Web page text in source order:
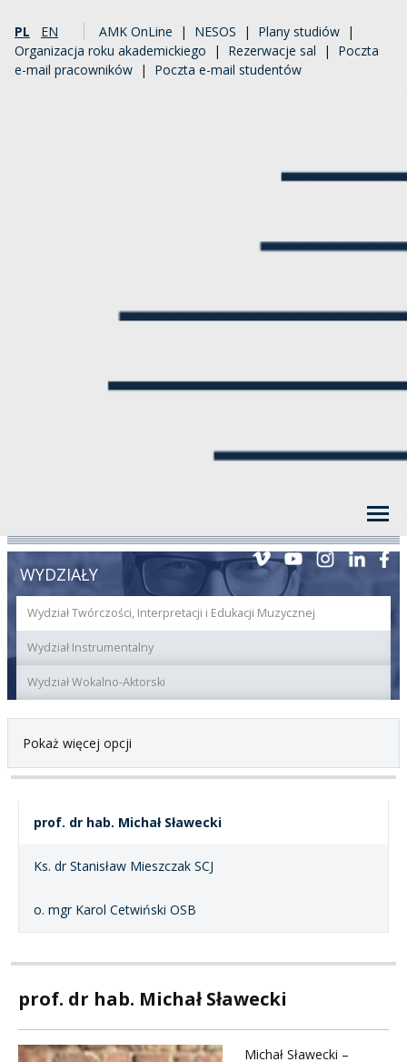
PL EN AMK OnLine | NESOS | Plany studiów |
Organizacja roku akademickiego | Rezerwacje sal | Poczta
e-mail pracowników | Poczta e-mail studentów
WYDZIAŁY
Wydział Twórczości, Interpretacji i Edukacji Muzycznej
Wydział Instrumentalny
Wydział Wokalno-Aktorski
Pokaż więcej opcji
prof. dr hab. Michał Sławecki
Ks. dr Stanisław Mieszczak SCJ
o. mgr Karol Cetwiński OSB
prof. dr hab. Michał Sławecki
Michał Sławecki –